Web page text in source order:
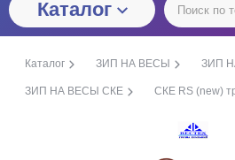
Каталог
Каталог ЗИП НА ВЕСЫ ЗИП
ЗИП НА ВЕСЫ СКЕ СКЕ RS (new)